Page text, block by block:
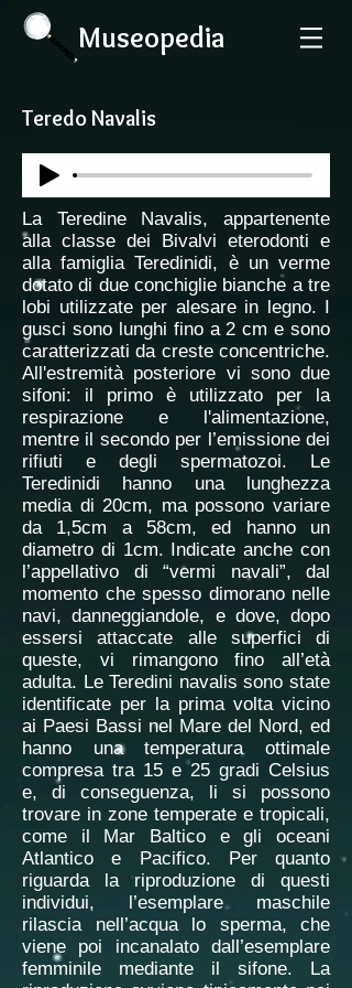
Museopedia
Teredo Navalis
La Teredine Navalis, appartenente
alla classe dei Bivalvi eterodonti e
alla famiglia Teredinidi, è un verme
dotato di due conchiglie bianche a tre
lobi utilizzate per alesare in legno. I
gusci sono lunghi fino a 2 cm e sono
caratterizzati da creste concentriche.
All'estremità posteriore vi sono due
sifoni: il primo è utilizzato per la
respirazione e l'alimentazione,
mentre il secondo per l’emissione dei
rifiuti e degli spermatozoi. Le
Teredinidi hanno una lunghezza
media di 20cm, ma possono variare
da 1,5cm a 58cm, ed hanno un
diametro di 1cm. Indicate anche con
l’appellativo di “vermi navali”, dal
momento che spesso dimorano nelle
navi, danneggiandole, e dove, dopo
essersi attaccate alle superfici di
queste, vi rimangono fino all’età
adulta. Le Teredini navalis sono state
identificate per la prima volta vicino
ai Paesi Bassi nel Mare del Nord, ed
hanno una temperatura ottimale
compresa tra 15 e 25 gradi Celsius
e, di conseguenza, li si possono
trovare in zone temperate e tropicali,
come il Mar Baltico e gli oceani
Atlantico e Pacifico. Per quanto
riguarda la riproduzione di questi
individui, l’esemplare maschile
rilascia nell’acqua lo sperma, che
viene poi incanalato dall’esemplare
femminile mediante il sifone. La